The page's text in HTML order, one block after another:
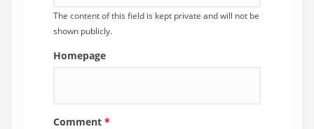
The content of this field is kept private and will not be
shown publicly.
Homepage
Comment *